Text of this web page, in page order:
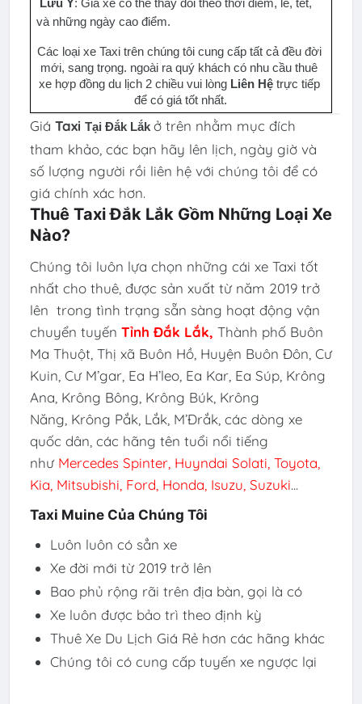
Lưu Ý: Giá xe có thể thay đổi theo thời điểm, lễ, tết,
và những ngày cao điểm.
Các loại xe Taxi trên chúng tôi cung cấp tất cả đều đời
mới, sang trọng. ngoài ra quý khách có nhu cầu thuê
xe hợp đồng du lịch 2 chiều vui lòng Liên Hệ trực tiếp
để có giá tốt nhất.
Giá Taxi Tại Đắk Lắk ở trên nhằm mục đích
tham khảo, các bạn hãy lên lịch, ngày giờ và
số lượng người rồi liên hệ với chúng tôi để có
giá chính xác hơn.
Thuê Taxi Đắk Lắk Gồm Những Loại Xe
Nào?
Chúng tôi luôn lựa chọn những cái xe Taxi tốt
nhất cho thuê, được sản xuất từ năm 2019 trở
lên trong tình trạng sẵn sàng hoạt động vận
chuyển tuyến Tỉnh Đắk Lắk, Thành phố Buôn
Ma Thuột, Thị xã Buôn Hồ, Huyện Buôn Đôn, Cư
Kuin, Cư M’gar, Ea H’leo, Ea Kar, Ea Súp, Krông
Ana, Krông Bông, Krông Búk, Krông
Năng, Krông Pắk, Lắk, M’Đrắk, các dòng xe
quốc dân, các hãng tên tuổi nổi tiếng
như Mercedes Spinter, Huyndai Solati, Toyota,
Kia, Mitsubishi, Ford, Honda, Isuzu, Suzuki...
Taxi Muine Của Chúng Tôi
Luôn luôn có sẳn xe
Xe đời mới từ 2019 trở lên
Bao phủ rộng rãi trên địa bàn, gọi là có
Xe luôn được bảo trì theo định kỳ
Thuê Xe Du Lịch Giá Rẻ hơn các hãng khác
Chúng tôi có cung cấp tuyến xe ngược lại